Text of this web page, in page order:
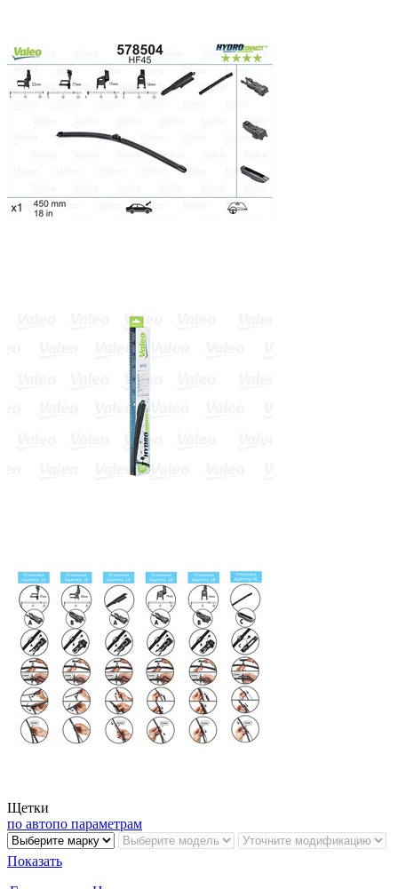
Щетки
по автопо параметрам
Показать